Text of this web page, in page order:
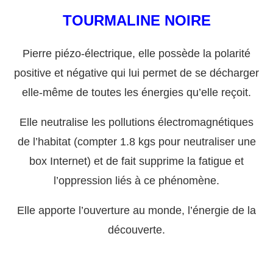
TOURMALINE NOIRE
Pierre piézo-électrique, elle possède la polarité
positive et négative qui lui permet de se décharger
elle-même de toutes les énergies qu’elle reçoit.
Elle neutralise les pollutions électromagnétiques
de l’habitat (compter 1.8 kgs pour neutraliser une
box Internet) et de fait supprime la fatigue et
l’oppression liés à ce phénomène.
Elle apporte l’ouverture au monde, l’énergie de la
découverte.